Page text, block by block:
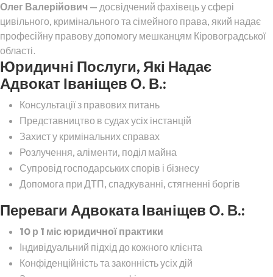
Олег Валерійович — досвідчений фахівець у сфері
цивільного, кримінального та сімейного права, який надає
професійну правову допомогу мешканцям Кіровоградської
області.
Юридичні Послуги, Які Надає
Адвокат Іваніщев О. В.:
Консультації з правових питань
Представництво в судах усіх інстанцій
Захист у кримінальних справах
Розлучення, аліменти, поділ майна
Супровід господарських спорів і бізнесу
Допомога при ДТП, спадкуванні, стягненні боргів
Переваги Адвоката Іваніщев О. В.:
10 р 1 міс юридичної практики
Індивідуальний підхід до кожного клієнта
Конфіденційність та законність усіх дій